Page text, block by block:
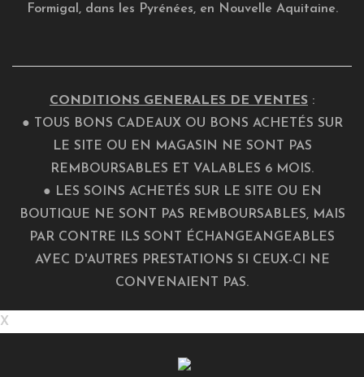
Formigal, dans les Pyrénées, en Nouvelle Aquitaine.
CONDITIONS GENERALES DE VENTES :
● TOUS BONS CADEAUX OU BONS ACHETÉS SUR
LE SITE OU EN MAGASIN NE SONT PAS
REMBOURSABLES ET VALABLES 6 MOIS.
● LES SOINS ACHETÉS SUR LE SITE OU EN
BOUTIQUE NE SONT PAS REMBOURSABLES, MAIS
PAR CONTRE ILS SONT ÉCHANGEANGEABLES
AVEC D'AUTRES PRESTATIONS SI CEUX-CI NE
CONVENAIENT PAS.
X